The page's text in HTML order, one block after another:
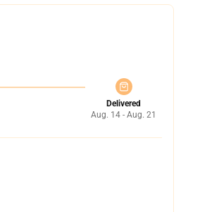
Delivered
Aug. 14 - Aug. 21